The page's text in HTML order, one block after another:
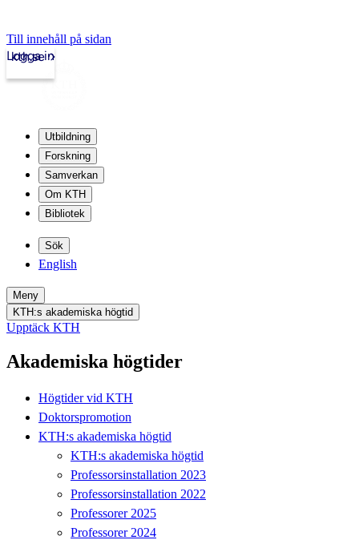
Till innehåll på sidan
kth.se
Logga in
Utbildning
Forskning
Samverkan
Om KTH
Bibliotek
Sök
English
Meny
KTH:s akademiska högtid
Upptäck KTH
Akademiska högtider
Högtider vid KTH
Doktorspromotion
KTH:s akademiska högtid
KTH:s akademiska högtid
Professorsinstallation 2023
Professorsinstallation 2022
Professorer 2025
Professorer 2024